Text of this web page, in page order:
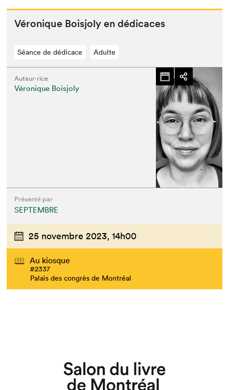
Véronique Boisjoly en dédicaces
Séance de dédicace Adulte
Auteur·rice
Véronique Boisjoly
Présenté par
SEPTEMBRE
25 novembre 2023, 14h00
Au kiosque
#2337
Palais des congrès de Montréal